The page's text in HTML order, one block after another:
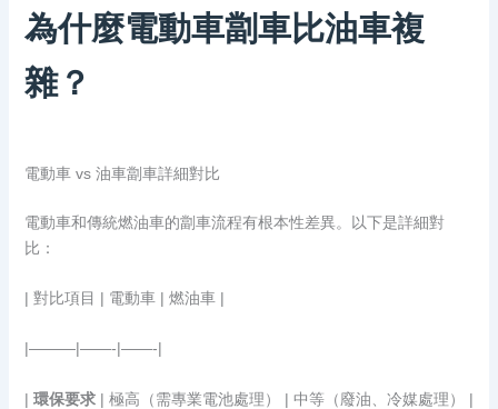
為什麼電動車劏車比油車複
雜？
電動車 vs 油車劏車詳細對比
電動車和傳統燃油車的劏車流程有根本性差異。以下是詳細對
比：
| 對比項目 | 電動車 | 燃油車 |
|———|——-|——-|
| 環保要求| 極高（需專業電池處理） | 中等（廢油、冷媒處理） |